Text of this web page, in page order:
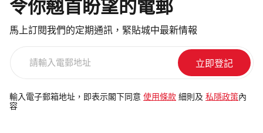
令你翹首盼望的電郵
馬上訂閱我們的定期通訊，緊貼城中最新情報
電
郵
輸入電子郵箱地址，即表示閣下同意 使用條款 細則及 私隱政策 內
容